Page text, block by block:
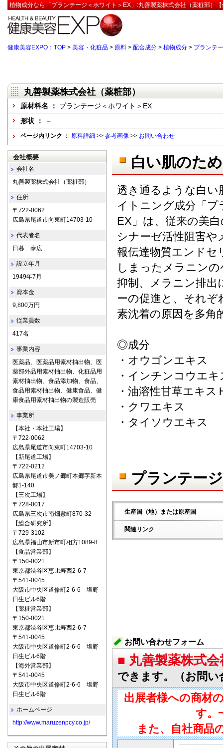
植物成分なら「プランテージ＜ホワイト＞EX」:丸善製薬株式会社（薬粧部）
健康美容EXPO：TOP > 美容・化粧品 > 原料 > 配合成分 > 植物成分 > プランテ
丸善製薬株式会社（薬粧部）
原材料名 ： プランテージ＜ホワイト＞EX
形状 ：
－
ページ内リンク ： 原料詳細 >> 参考画像 >> お問い合わせ
白い肌のた
透き通るような白
イトニング成分「
EX」は、従来の美
シナーゼ活性阻害
報伝達物質エンドセ
しまったメラニン
抑制、メラニン排出
ーの促進と、それ
素沈着の原因を多角
◎成分
・オウゴンエキス
・インチンコウエキ
・油溶性甘草エキス
・クワエキス
・タイソウエキス
プランテー
生産国（地）または原産国
関連リンク
お問い合わせフォーム
■ 丸善製薬株式
できます。（お問い
出展者様への商材
す。
また、自社商品
会社概要
会社名
丸善製薬株式会社（薬粧部）
住所
〒722-0062
広島県尾道市向東町14703-10
代表者名
日暮 泰広
設立年月
1949年7月
資本金
9,800万円
従業員数
417名
事業内容
医薬品、医薬品用素材抽出物、医
薬部外品用素材抽出物、化粧品用
素材抽出物、食品添加物、食品、
食品用素材抽出物、健康食品、健
康食品用素材抽出物の製造販売
事業所
【本社・本社工場】
〒722‐0062
広島県尾道市向東町14703-10
【新尾道工場】
〒722‐0212
広島県尾道市美ノ郷町本郷字新本
郷1-140
【三次工場】
〒728-0017
広島県三次市南畑敷町870-32
【総合研究所】
〒729-3102
広島県福山市新市町相方1089-8
【食品営業部】
〒150‐0021
東京都渋谷区恵比寿西2-6-7
〒541‐0045
大阪市中央区道修町2-6-6 塩野
日生ビル6階
【薬粧営業部】
〒150‐0021
東京都渋谷区恵比寿西2-6-7
〒541‐0045
大阪市中央区道修町2-6-6 塩野
日生ビル6階
【海外営業部】
〒541-0045
大阪市中央区道修町2-6-6 塩野
日生ビル6階
ホームページ
http://www.maruzenpcy.co.jp/